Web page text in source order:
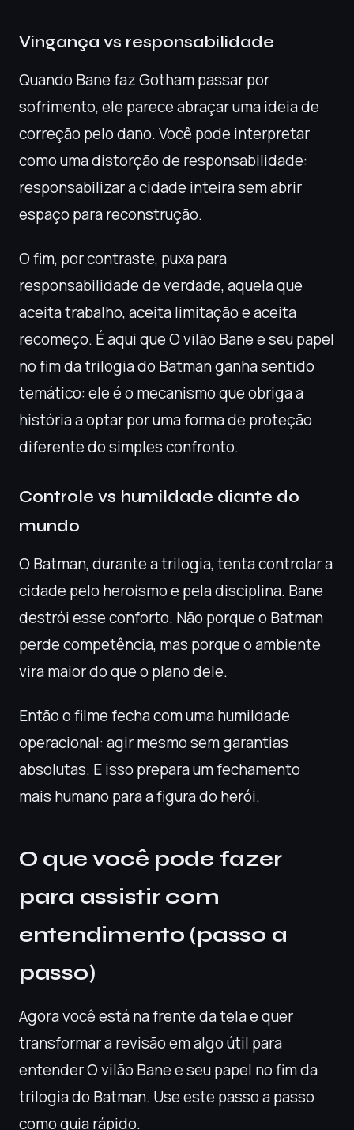
Vingança vs responsabilidade
Quando Bane faz Gotham passar por
sofrimento, ele parece abraçar uma ideia de
correção pelo dano. Você pode interpretar
como uma distorção de responsabilidade:
responsabilizar a cidade inteira sem abrir
espaço para reconstrução.
O fim, por contraste, puxa para
responsabilidade de verdade, aquela que
aceita trabalho, aceita limitação e aceita
recomeço. É aqui que O vilão Bane e seu papel
no fim da trilogia do Batman ganha sentido
temático: ele é o mecanismo que obriga a
história a optar por uma forma de proteção
diferente do simples confronto.
Controle vs humildade diante do
mundo
O Batman, durante a trilogia, tenta controlar a
cidade pelo heroísmo e pela disciplina. Bane
destrói esse conforto. Não porque o Batman
perde competência, mas porque o ambiente
vira maior do que o plano dele.
Então o filme fecha com uma humildade
operacional: agir mesmo sem garantias
absolutas. E isso prepara um fechamento
mais humano para a figura do herói.
O que você pode fazer
para assistir com
entendimento (passo a
passo)
Agora você está na frente da tela e quer
transformar a revisão em algo útil para
entender O vilão Bane e seu papel no fim da
trilogia do Batman. Use este passo a passo
como guia rápido.